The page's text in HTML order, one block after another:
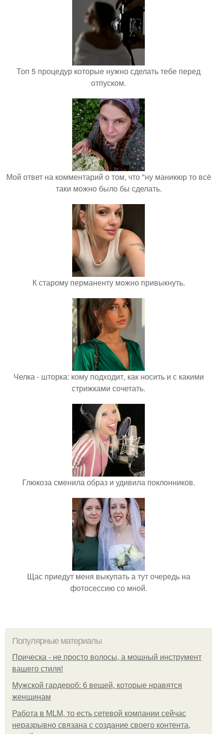
Топ 5 процедур которые нужно сделать тебе перед
отпуском.
Мой ответ на комментарий о том, что "ну маникюр то всё
таки можно было бы сделать.
К старому перманенту можно привыкнуть.
Челка - шторка: кому подходит, как носить и с какими
стрижками сочетать.
Глюкоза сменила образ и удивила поклонников.
Щас приедут меня выкупать а тут очередь на
фотосессию со мной.
Популярные материалы
Прическа - не просто волосы, а мощный инструмент
вашего стиля!
Мужской гардероб: 6 вещей, которые нравятся
женщинам
Работа в MLM, то есть сетевой компании сейчас
неразрывно связана с создание своего контента,